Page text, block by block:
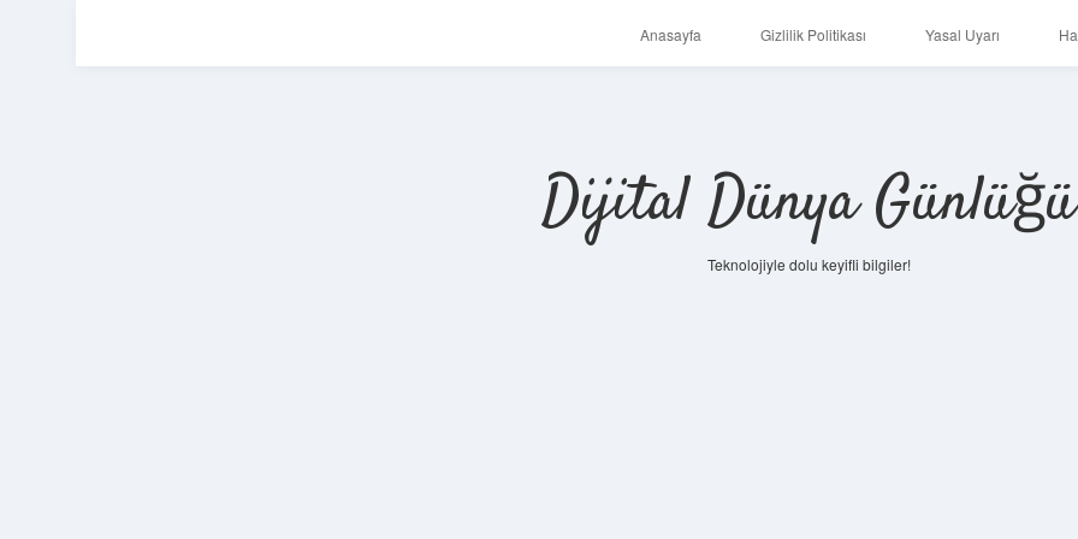
Anasayfa Gizlilik Politikası Yasal Uyarı
Dijital Dünya Günlüğü
Teknolojiyle dolu keyifli bilgiler!